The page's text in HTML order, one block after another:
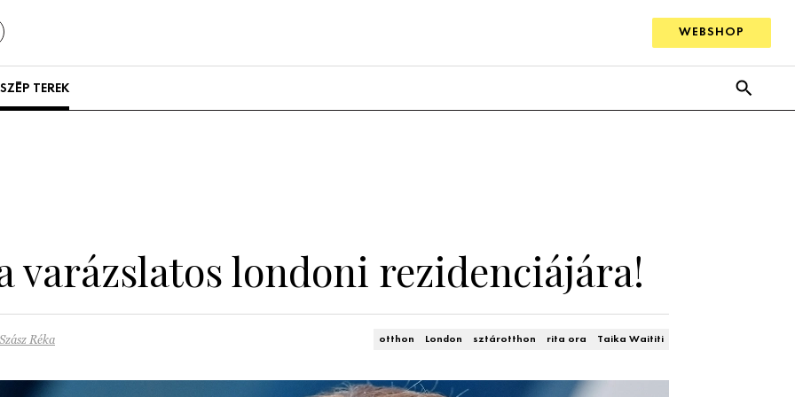
WEBSHOP
SZÉP TEREK
varázslatos londoni rezidenciájára!
Réka otthon London sztárotthon rita ora Taika Waititi